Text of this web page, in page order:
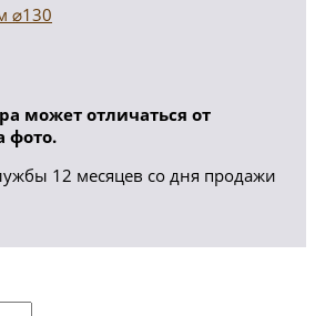
⌀130
может отличаться от
фото.
12 месяцев со дня продажи